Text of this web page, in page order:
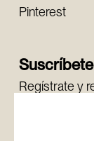
Pinterest
Regístrate y